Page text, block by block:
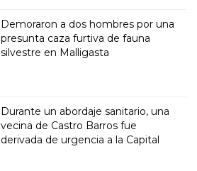
Demoraron a dos hombres por una
presunta caza furtiva de fauna
silvestre en Malligasta
Durante un abordaje sanitario, una
vecina de Castro Barros fue
derivada de urgencia a la Capital